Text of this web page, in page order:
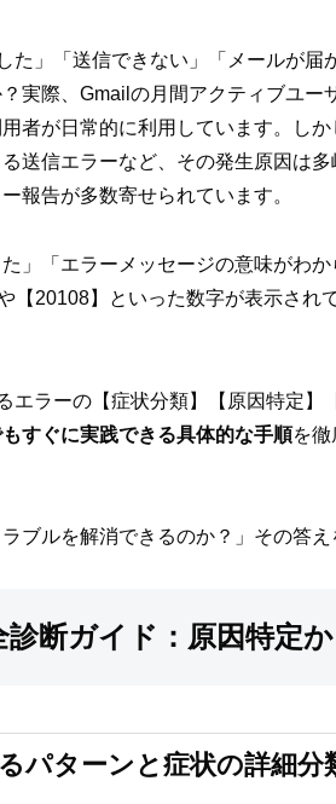
た」「送信できない」「メールが
実際、Gmailの月間アクティブユー
者が日常的に利用しています。し
送信エラーなど、その発生原因は
報告が多数寄せられています。
」「エラーメッセージの意味がわ
【20108】といった数字が表示され
エラーの【症状分類】【原因特定
すぐに実践できる具体的な手順を徹
ブルを解消できるのか？」その答
断ガイド：原因特定
パターンと症状の詳細分